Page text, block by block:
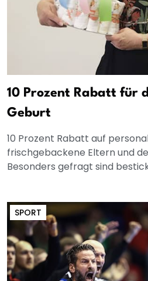
10 Prozent Rabatt für
Geburt
10 Prozent Rabatt auf
frischgebackene Eltern und
Besonders gefragt sind
SPORT